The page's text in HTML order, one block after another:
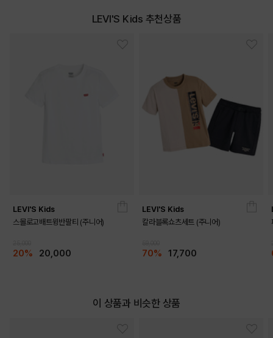
DETAILS
LEVI'S Kids 추천상품
LEVI'S Kids
스몰로고배트윙반팔티 (주니어)
20% 20,000
LEVI'S Kids
칼라블록쇼츠세트 (주니어)
70% 17,700
이 상품과 비슷한 상품